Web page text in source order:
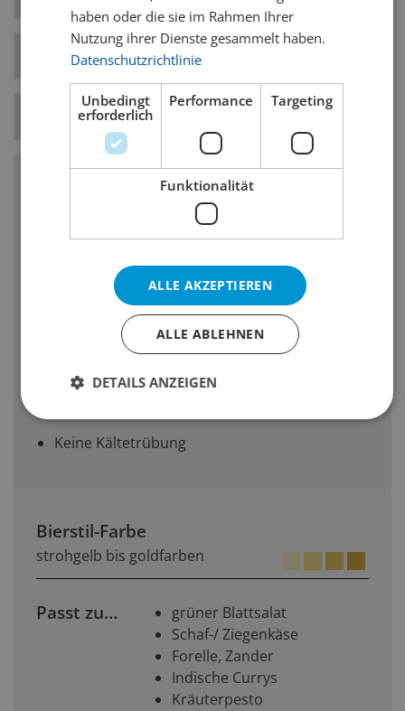
Bierstil-Kategorie Helle Biere
Temperatur
Charakteristika
Hopfenbittere: hoch
Hopfengeschmack/-geruch: fein, ausgeprägt
Vergärungsgrad: hoch, Vollmundigkeit: mittel
bis schlank
Geschmack und Geruch: geringe Restsüsse
Kein fruchtiger Ester- oder Diacetylgeruch/-
Keine Kältetrübung
Bierstil-Farbe
strohgelb bis goldfarben
Passt zu…
grüner Blattsalat
Schaf-/ Ziegenkäse
Forelle, Zander
Indische Currys
Kräuterpesto
haben oder die sie im Rahmen Ihrer
Nutzung ihrer Dienste gesammelt haben.
Datenschutzrichtlinie
Unbedingt
erforderlich
Performance Targeting
Funktionalität
ALLE AKZEPTIEREN
ALLE ABLEHNEN
DETAILS ANZEIGEN